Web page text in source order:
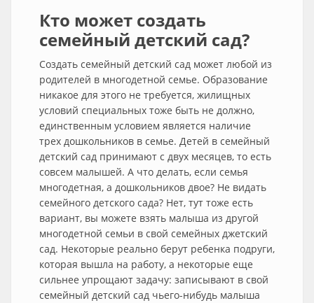
Кто может создать
семейный детский сад?
Создать семейный детский сад может любой из
родителей в многодетной семье. Образование
никакое для этого не требуется, жилищных
условий специальных тоже быть не должно,
единственным условием является наличие
трех дошкольников в семье. Детей в семейный
детский сад принимают с двух месяцев, то есть
совсем малышей. А что делать, если семья
многодетная, а дошкольников двое? Не видать
семейного детского сада? Нет, тут тоже есть
вариант, вы можете взять малыша из другой
многодетной семьи в свой семейных джетский
сад. Некоторые реально берут ребенка подруги,
которая вышла на работу, а некоторые еще
сильнее упрощают задачу: записывают в свой
семейный детский сад чьего-нибудь малыша